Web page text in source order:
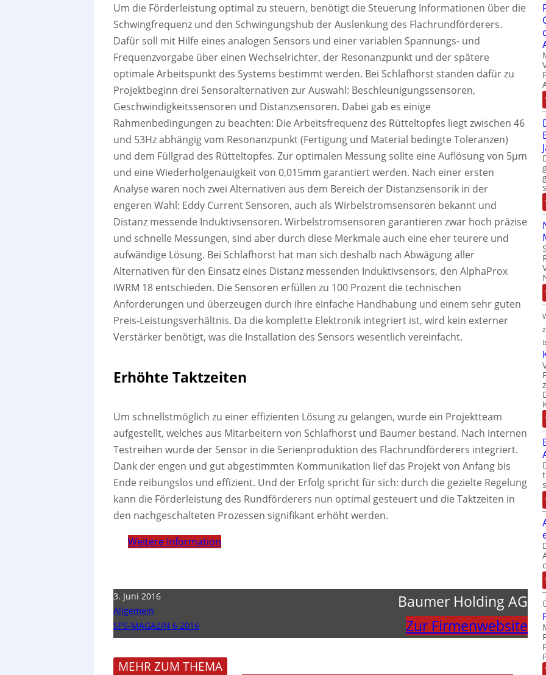
Um die Förderleistung optimal zu steuern, benötigt die Steuerung Informationen über die
Schwingfrequenz und den Schwingungshub der Auslenkung des Flachrundförderers.
Dafür soll mit Hilfe eines analogen Sensors und einer variablen Spannungs- und
Frequenzvorgabe über einen Wechselrichter, der Resonanzpunkt und der spätere
optimale Arbeitspunkt des Systems bestimmt werden. Bei Schlafhorst standen dafür zu
Projektbeginn drei Sensoralternativen zur Auswahl: Beschleunigungssensoren,
Geschwindigkeitssensoren und Distanzsensoren. Dabei gab es einige
Rahmenbedingungen zu beachten: Die Arbeitsfrequenz des Rütteltopfes liegt zwischen 46
und 53Hz abhängig vom Resonanzpunkt (Fertigung und Material bedingte Toleranzen)
und dem Füllgrad des Rütteltopfes. Zur optimalen Messung sollte eine Auflösung von 5µm
und eine Wiederholgenauigkeit von 0,015mm garantiert werden. Nach einer ersten
Analyse waren noch zwei Alternativen aus dem Bereich der Distanzsensorik in der
engeren Wahl: Eddy Current Sensoren, auch als Wirbelstromsensoren bekannt und
Distanz messende Induktivsensoren. Wirbelstromsensoren garantieren zwar hoch präzise
und schnelle Messungen, sind aber durch diese Merkmale auch eine eher teurere und
aufwändige Lösung. Bei Schlafhorst hat man sich deshalb nach Abwägung aller
Alternativen für den Einsatz eines Distanz messenden Induktivsensors, den AlphaProx
IWRM 18 entschieden. Die Sensoren erfüllen zu 100 Prozent die technischen
Anforderungen und überzeugen durch ihre einfache Handhabung und einem sehr guten
Preis-Leistungsverhältnis. Da die komplette Elektronik integriert ist, wird kein externer
Verstärker benötigt, was die Installation des Sensors wesentlich vereinfacht.
Erhöhte Taktzeiten
Um schnellstmöglich zu einer effizienten Lösung zu gelangen, wurde ein Projektteam
aufgestellt, welches aus Mitarbeitern von Schlafhorst und Baumer bestand. Nach internen
Testreihen wurde der Sensor in die Serienproduktion des Flachrundförderers integriert.
Dank der engen und gut abgestimmten Kommunikation lief das Projekt von Anfang bis
Ende reibungslos und effizient. Und der Erfolg spricht für sich: durch die gezielte Regelung
kann die Förderleistung des Rundförderers nun optimal gesteuert und die Taktzeiten in
den nachgeschalteten Prozessen signifikant erhöht werden.
Weitere Information
3. Juni 2016
Allgemein
SPS-MAGAZIN 6 2016
Baumer Holding AG
Zur Firmenwebsite
MEHR ZUM THEMA